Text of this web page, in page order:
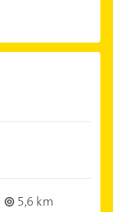
5,6 km